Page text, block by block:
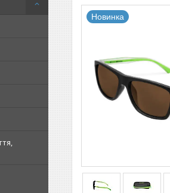
Новинка